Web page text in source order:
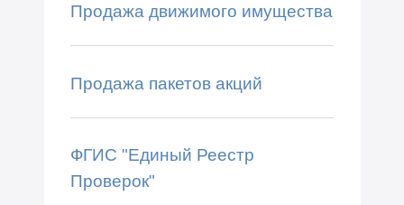
Продажа движимого имущества
Продажа пакетов акций
ФГИС "Единый Реестр
Проверок"